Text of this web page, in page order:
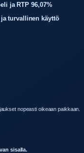
ja RTP 96,07%
turvallinen käyttö
nopeasti oikeaan paikkaan.
sisalla.